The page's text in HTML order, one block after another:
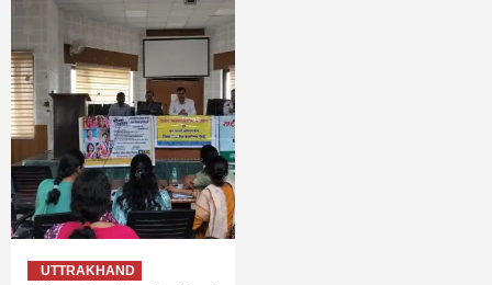
UTTRAKHAND